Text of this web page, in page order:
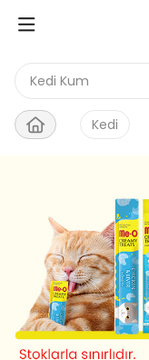
Kedi Kumu
Kedi